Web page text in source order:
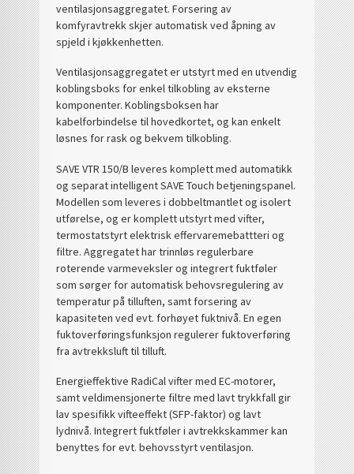
ventilasjonsaggregatet. Forsering av
komfyravtrekk skjer automatisk ved åpning av
spjeld i kjøkkenhetten.
Ventilasjonsaggregatet er utstyrt med en utvendig
koblingsboks for enkel tilkobling av eksterne
komponenter. Koblingsboksen har
kabelforbindelse til hovedkortet, og kan enkelt
løsnes for rask og bekvem tilkobling.
SAVE VTR 150/B leveres komplett med automatikk
og separat intelligent SAVE Touch betjeningspanel.
Modellen som leveres i dobbeltmantlet og isolert
utførelse, og er komplett utstyrt med vifter,
termostatstyrt elektrisk effervaremebattteri og
filtre. Aggregatet har trinnløs regulerbare
roterende varmeveksler og integrert fuktføler
som sørger for automatisk behovsregulering av
temperatur på tilluften, samt forsering av
kapasiteten ved evt. forhøyet fuktnivå. En egen
fuktoverføringsfunksjon regulerer fuktoverføring
fra avtrekksluft til tilluft.
Energieffektive RadiCal vifter med EC-motorer,
samt veldimensjonerte filtre med lavt trykkfall gir
lav spesifikk vifteeffekt (SFP-faktor) og lavt
lydnivå. Integrert fuktføler i avtrekkskammer kan
benyttes for evt. behovsstyrt ventilasjon.